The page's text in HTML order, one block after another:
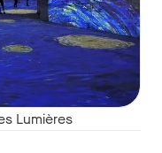
Lumières